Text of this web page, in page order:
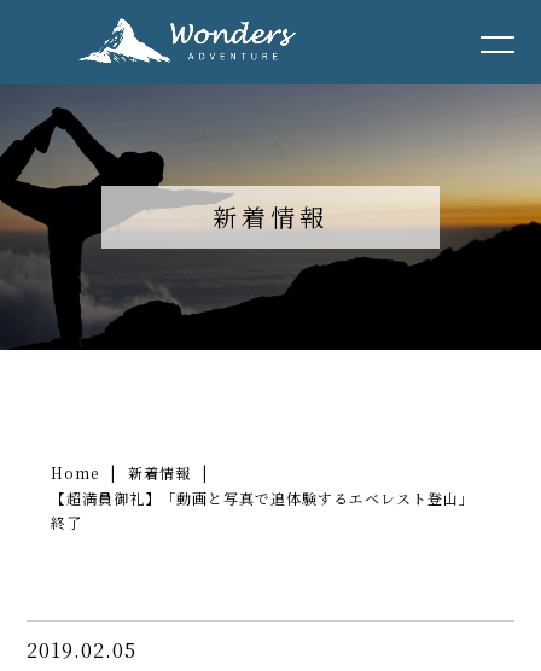
新着情報
Home | 新着情報
|
【超満員御礼】「動画と写真で追体験するエベレスト登山」
終了
2019.02.05